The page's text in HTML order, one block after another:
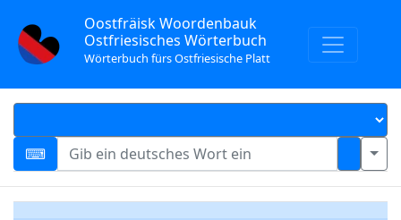
Oostfräisk Woordenbauk
Ostfriesisches Wörterbuch
Wörterbuch fürs Ostfriesische Platt